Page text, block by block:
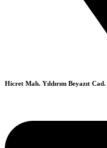
Hicret Mah. Yıldırım Beyazıt